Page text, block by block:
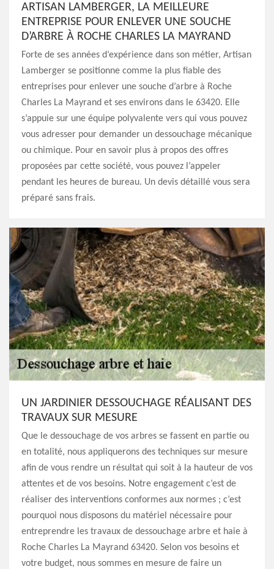
ARTISAN LAMBERGER, LA MEILLEURE
ENTREPRISE POUR ENLEVER UNE SOUCHE
D’ARBRE À ROCHE CHARLES LA MAYRAND
Forte de ses années d’expérience dans son métier, Artisan
Lamberger se positionne comme la plus fiable des
entreprises pour enlever une souche d’arbre à Roche
Charles La Mayrand et ses environs dans le 63420. Elle
s’appuie sur une équipe polyvalente vers qui vous pouvez
vous adresser pour demander un dessouchage mécanique
ou chimique. Pour en savoir plus à propos des offres
proposées par cette société, vous pouvez l’appeler
pendant les heures de bureau. Un devis détaillé vous sera
préparé sans frais.
UN JARDINIER DESSOUCHAGE RÉALISANT DES
TRAVAUX SUR MESURE
Que le dessouchage de vos arbres se fassent en partie ou
en totalité, nous appliquerons des techniques sur mesure
afin de vous rendre un résultat qui soit à la hauteur de vos
attentes et de vos besoins. Notre engagement c’est de
réaliser des interventions conformes aux normes ; c’est
pourquoi nous disposons du matériel nécessaire pour
entreprendre les travaux de dessouchage arbre et haie à
Roche Charles La Mayrand 63420. Selon vos besoins et
votre budget, nous sommes en mesure de faire un